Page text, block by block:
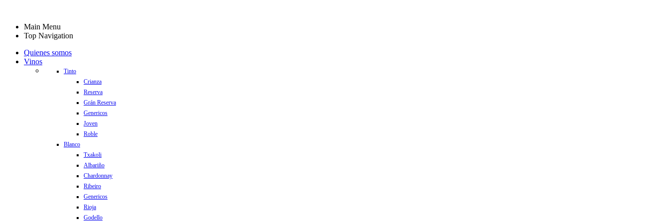
Main Menu
Top Navigation
Quienes somos
Vinos
Tinto
Crianza
Reserva
Grán Reserva
Genericos
Joven
Roble
Blanco
Txakoli
Albariño
Chardonnay
Ribeiro
Genericos
Rioja
Godello